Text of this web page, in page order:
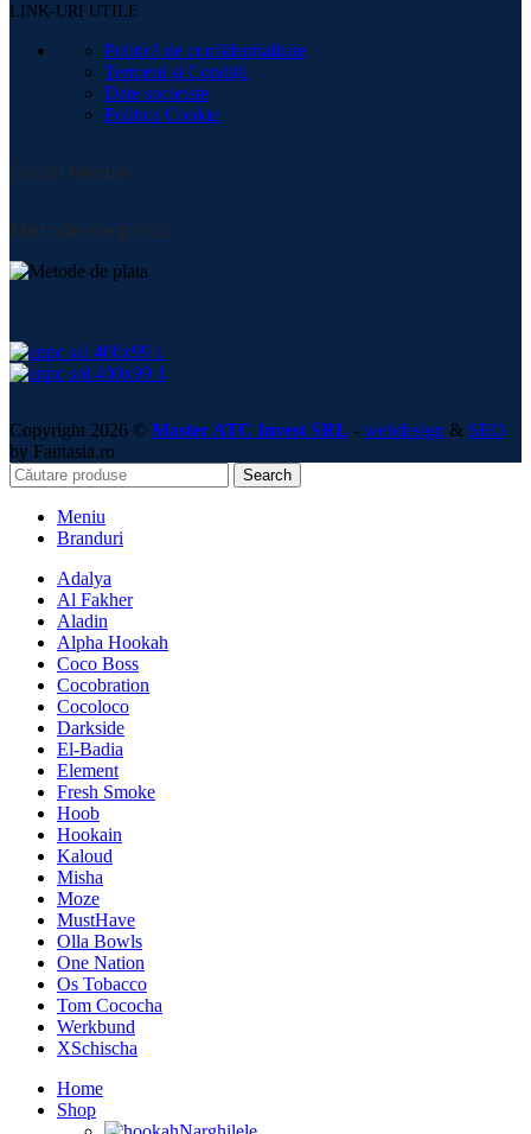
LINK-URI UTILE
Politică de confidențialitate
Termeni și Condiții
Date societate
Politica Cookie
Social Media:
Metode de plată:
Copyright 2026 © Master ATC Invest SRL - webdesign & SEO
by Fantasia.ro
Search
Meniu
Branduri
Adalya
Al Fakher
Aladin
Alpha Hookah
Coco Boss
Cocobration
Cocoloco
Darkside
El-Badia
Element
Fresh Smoke
Hoob
Hookain
Kaloud
Misha
Moze
MustHave
Olla Bowls
One Nation
Os Tobacco
Tom Cococha
Werkbund
XSchischa
Home
Shop